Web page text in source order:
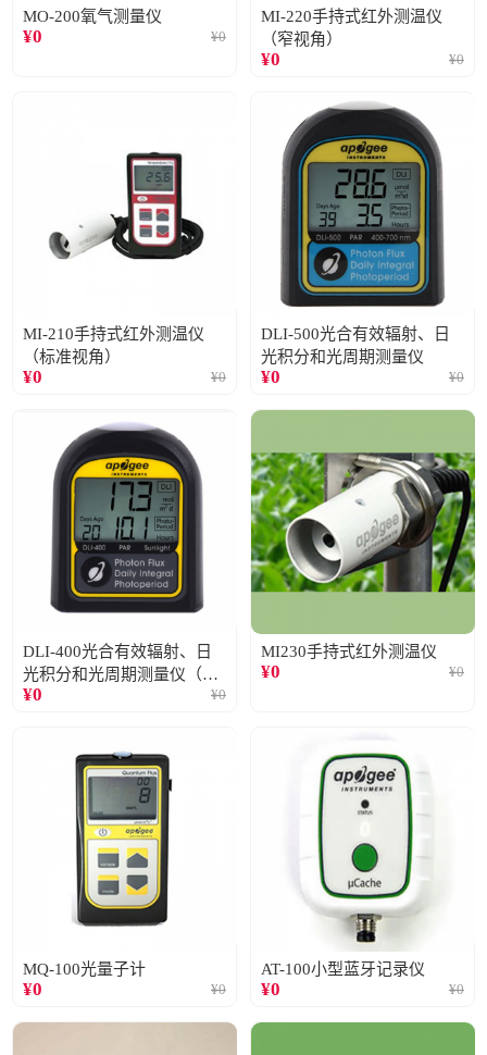
MO-200氧气测量仪
¥0 ¥0
MI-220手持式红外测温仪
（窄视角）
¥0 ¥0
MI-210手持式红外测温仪
（标准视角）
¥0 ¥0
DLI-500光合有效辐射、日
光积分和光周期测量仪
¥0 ¥0
DLI-400光合有效辐射、日
光积分和光周期测量仪（仅
阳光）
¥0 ¥0
MI230手持式红外测温仪
¥0 ¥0
MQ-100光量子计
¥0 ¥0
AT-100小型蓝牙记录仪
¥0 ¥0